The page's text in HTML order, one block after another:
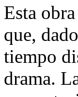
Esta
que,
tiempo
drama.